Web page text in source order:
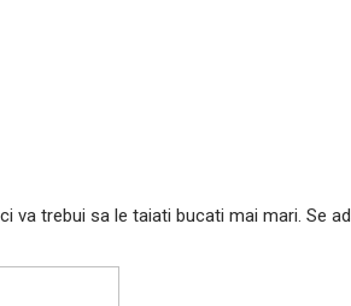
trebui sa le taiati bucati mai mari. Se